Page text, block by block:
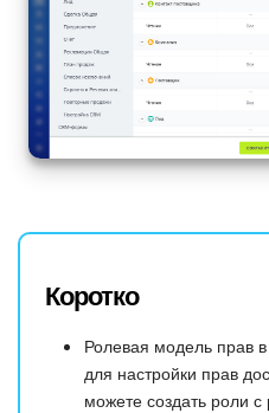
Коротко
Ролевая модель прав
для настройки прав
можете создать роли